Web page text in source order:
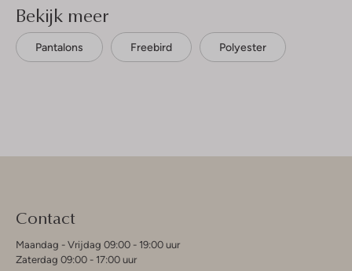
Bekijk meer
Pantalons Freebird Polyester
Contact
Maandag - Vrijdag 09:00 - 19:00 uur
Zaterdag 09:00 - 17:00 uur